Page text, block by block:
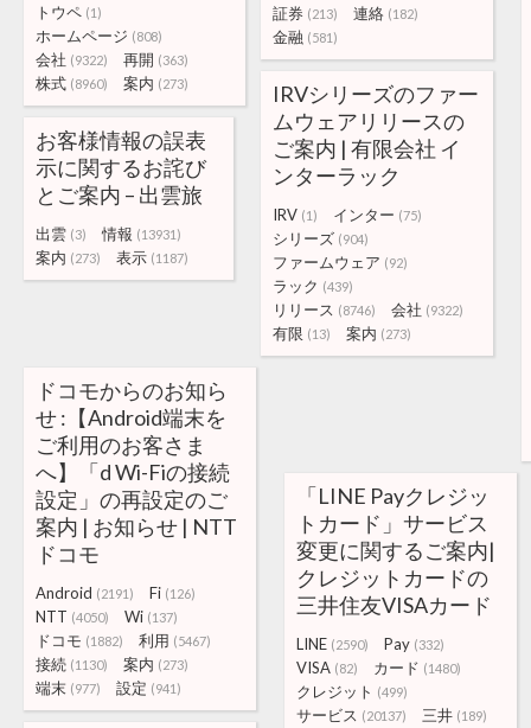
証券 (213) 連絡 (182)
金融 (581)
トウペ (1)
ホームページ (808)
会社 (9322) 再開 (363)
株式 (8960) 案内 (273)
IRVシリーズのファー
ムウェアリリースの
ご案内 | 有限会社 イ
ンターラック
IRV (1) インター (75)
シリーズ (904)
ファームウェア (92)
ラック (439)
リリース (8746) 会社 (9322)
有限 (13) 案内 (273)
お客様情報の誤表
示に関するお詫び
とご案内 – 出雲旅
出雲 (3) 情報 (13931)
案内 (273) 表示 (1187)
ドコモからのお知ら
せ :【Android端末を
ご利用のお客さま
へ】「d Wi-Fiの接続
設定」の再設定のご
案内 | お知らせ | NTT
ドコモ
Android (2191) Fi (126)
NTT (4050) Wi (137)
ドコモ (1882) 利用 (5467)
接続 (1130) 案内 (273)
端末 (977) 設定 (941)
「LINE Payクレジッ
トカード」サービス
変更に関するご案内|
クレジットカードの
三井住友VISAカード
LINE (2590) Pay (332)
VISA (82) カード (1480)
クレジット (499)
サービス (20137) 三井 (189)